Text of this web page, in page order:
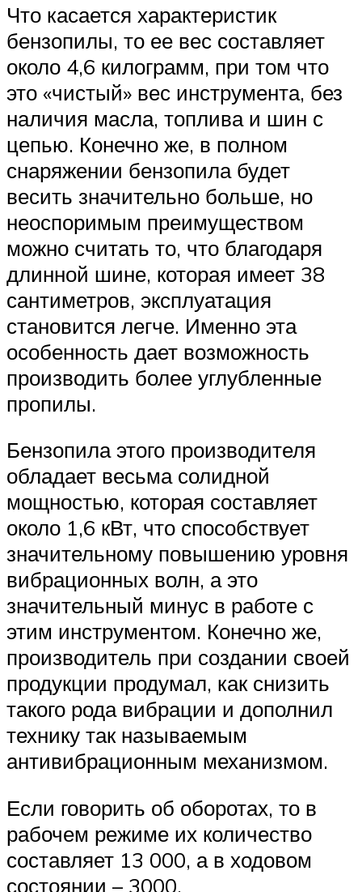
Что касается характеристик
бензопилы, то ее вес составляет
около 4,6 килограмм, при том что
это «чистый» вес инструмента, без
наличия масла, топлива и шин с
цепью. Конечно же, в полном
снаряжении бензопила будет
весить значительно больше, но
неоспоримым преимуществом
можно считать то, что благодаря
длинной шине, которая имеет 38
сантиметров, эксплуатация
становится легче. Именно эта
особенность дает возможность
производить более углубленные
пропилы.
Бензопила этого производителя
обладает весьма солидной
мощностью, которая составляет
около 1,6 кВт, что способствует
значительному повышению уровня
вибрационных волн, а это
значительный минус в работе с
этим инструментом. Конечно же,
производитель при создании своей
продукции продумал, как снизить
такого рода вибрации и дополнил
технику так называемым
антивибрационным механизмом.
Если говорить об оборотах, то в
рабочем режиме их количество
составляет 13 000, а в ходовом
состоянии – 3000.